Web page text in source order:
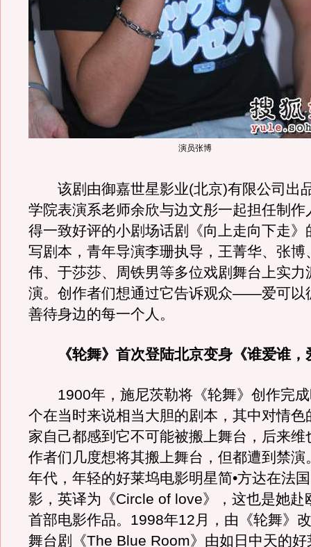
演员张博
该剧由御嘉世星影业(北京)有限公司出
学院表演系老师余欣与边文彤一起担任制作
得一致好评的小剧场话剧《向上走向下走》
写剧本，青年导演李珊执导，王菁华、张博
伟、于莎莎、周铁男等多位戏剧舞台上实力
演。创作者们想通过它告诉观众——爱可以
善待身边的每一个人。
《轮舞》首次登陆北京变身《谁爱谁
1900年，施尼茨勒将《轮舞》创作完成
个在当时来说相当大胆的剧本，其中对情色
家自己都感到它不可能被搬上舞台，后来维
作者们几度想将其搬上舞台，但都遭到禁演
年代，年轻的好莱坞电影明星简•方达在法
影，英译为《Circle of love》，这也是她赴
首部电影作品。1998年12月，由《轮舞》
舞台剧《The Blue Room》由如日中天的